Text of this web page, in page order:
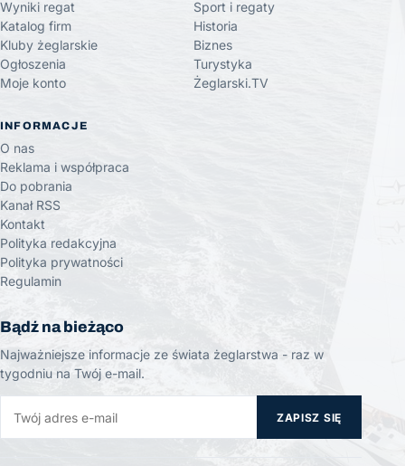
Wyniki regat
Katalog firm
Kluby żeglarskie
Ogłoszenia
Moje konto
Sport i regaty
Historia
Biznes
Turystyka
Żeglarski.TV
INFORMACJE
O nas
Reklama i współpraca
Do pobrania
Kanał RSS
Kontakt
Polityka redakcyjna
Polityka prywatności
Regulamin
Bądź na bieżąco
Najważniejsze informacje ze świata żeglarstwa - raz w
tygodniu na Twój e-mail.
ZAPISZ SIĘ